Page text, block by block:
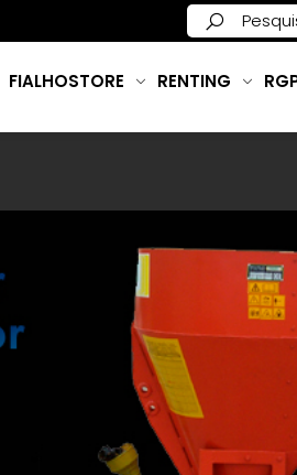
FIALHOSTORE RENTING